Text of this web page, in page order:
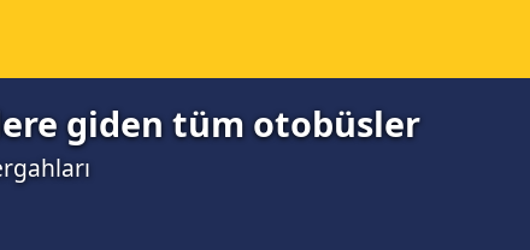
giden tüm otobüsler